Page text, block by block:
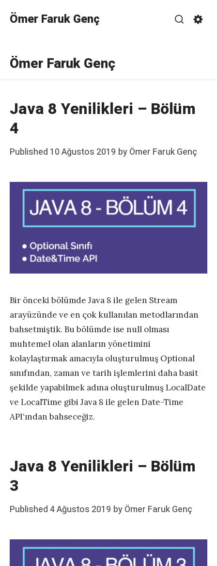
Ömer Faruk Genç
Ömer Faruk Genç
Java 8 Yenilikleri – Bölüm
4
Posted
Published 10 Ağustos 2019 byÖmer Faruk Genç
Bir önceki bölümde Java 8 ile gelen Stream
arayüzünde ve en çok kullanılan metodlarından
bahsetmiştik. Bu bölümde ise null olması
muhtemel olan alanların yönetimini
kolaylaştırmak amacıyla oluşturulmuş Optional
sınıfından, zaman ve tarih işlemlerini daha basit
şekilde yapabilmek adına oluşturulmuş LocalDate
ve LocalTime gibi Java 8 ile gelen Date-Time
API‘ından bahseceğiz.
Java 8 Yenilikleri – Bölüm
3
Posted
Published4 Ağustos 2019 byÖmer Faruk Genç